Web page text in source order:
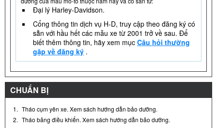
Đại lý Harley-Davidson.
Cổng thông tin dịch vụ H-D, truy cập theo đăng ký có
sẵn với hầu hết các mẫu xe từ 2001 trở về sau. Để
biết thêm thông tin, hãy xem mục Câu hỏi thường
gặp về đăng ký .
CHUẨN BỊ
1. Tháo cụm yên xe. Xem sách hướng dẫn bảo dưỡng.
2. Tháo bảng điều khiển. Xem sách hướng dẫn bảo dưỡng.